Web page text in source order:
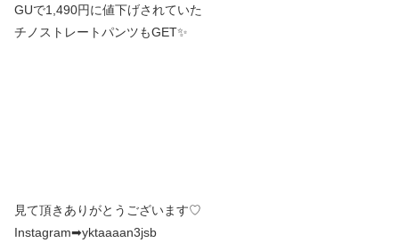
GUで1,490円に値下げされていた
チノストレートパンツもGET✨
見て頂きありがとうございます♡
Instagram➡︎yktaaaan3jsb